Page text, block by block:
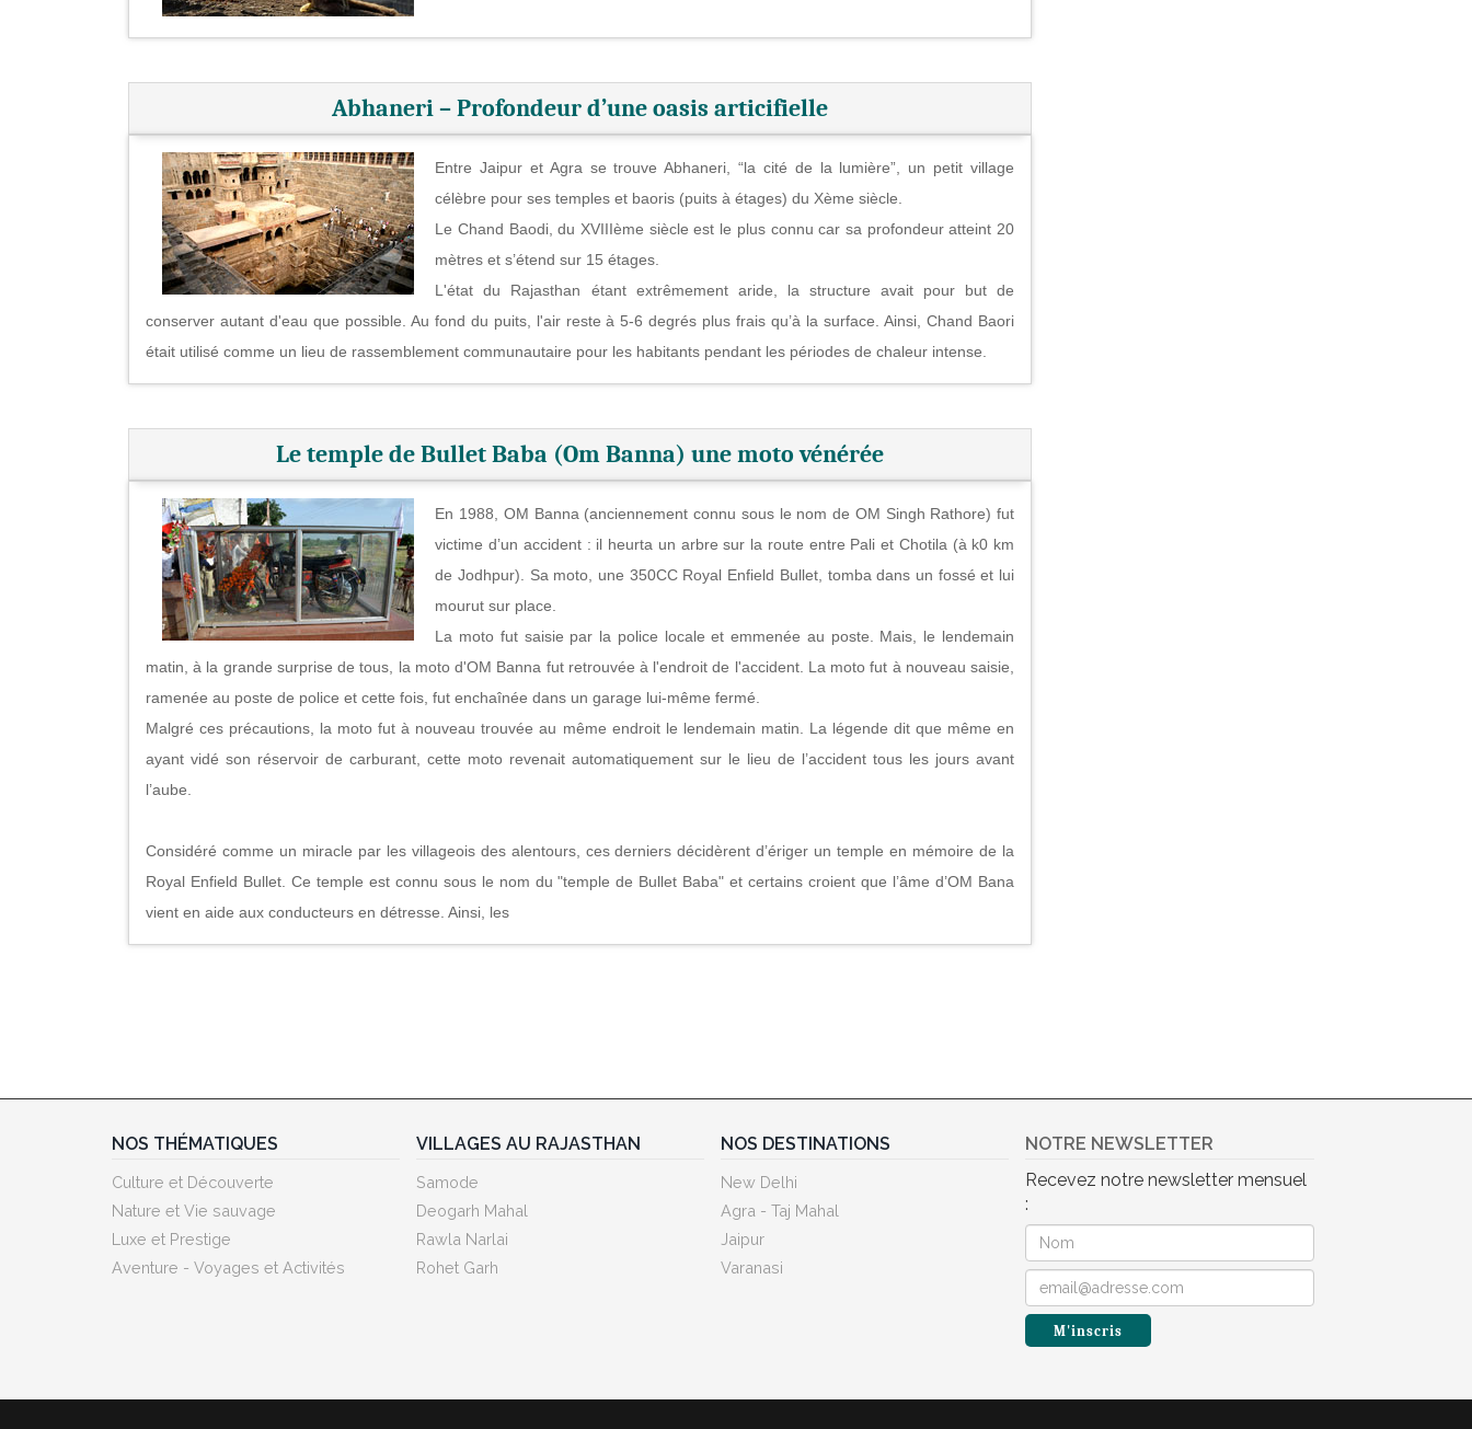
Abhaneri – Profondeur d’une oasis articifielle
Entre Jaipur et Agra se trouve Abhaneri, “la cité de la lumière”, un petit village
célèbre pour ses temples et baoris (puits à étages) du Xème siècle.
Le Chand Baodi, du XVIIIème siècle est le plus connu car sa profondeur atteint 20
mètres et s’étend sur 15 étages.
L'état du Rajasthan étant extrêmement aride, la structure avait pour but de
conserver autant d'eau que possible. Au fond du puits, l'air reste à 5-6 degrés plus frais qu’à la surface. Ainsi, Chand Baori
était utilisé comme un lieu de rassemblement communautaire pour les habitants pendant les périodes de chaleur intense.
Le temple de Bullet Baba (Om Banna) une moto vénérée
En 1988, OM Banna (anciennement connu sous le nom de OM Singh Rathore) fut
victime d’un accident : il heurta un arbre sur la route entre Pali et Chotila (à k0 km
de Jodhpur). Sa moto, une 350CC Royal Enfield Bullet, tomba dans un fossé et lui
mourut sur place.
La moto fut saisie par la police locale et emmenée au poste. Mais, le lendemain
matin, à la grande surprise de tous, la moto d'OM Banna fut retrouvée à l'endroit de l'accident. La moto fut à nouveau saisie,
ramenée au poste de police et cette fois, fut enchaînée dans un garage lui-même fermé.
Malgré ces précautions, la moto fut à nouveau trouvée au même endroit le lendemain matin. La légende dit que même en
ayant vidé son réservoir de carburant, cette moto revenait automatiquement sur le lieu de l’accident tous les jours avant
l’aube.
Considéré comme un miracle par les villageois des alentours, ces derniers décidèrent d’ériger un temple en mémoire de la
Royal Enfield Bullet. Ce temple est connu sous le nom du "temple de Bullet Baba" et certains croient que l’âme d’OM Bana
vient en aide aux conducteurs en détresse. Ainsi, les
NOS THÉMATIQUES
Culture et Découverte
Nature et Vie sauvage
Luxe et Prestige
Aventure - Voyages et Activités
VILLAGES AU RAJASTHAN
Samode
Deogarh Mahal
Rawla Narlai
Rohet Garh
NOS DESTINATIONS
New Delhi
Agra - Taj Mahal
Jaipur
Varanasi
NOTRE NEWSLETTER
Recevez notre newsletter mensuel
: